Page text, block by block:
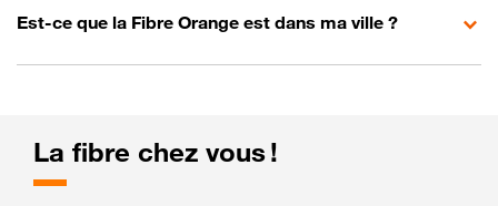
Est-ce que la Fibre Orange est dans ma ville ?
La fibre chez vous !